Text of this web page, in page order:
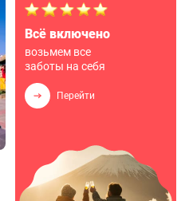
Всё включено
возьмем все
заботы на себя
Перейти